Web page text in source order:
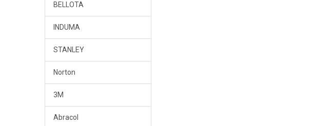
BELLOTA
INDUMA
STANLEY
Norton
3M
Abracol